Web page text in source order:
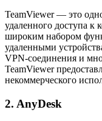
TeamViewer — это
удаленного доступа к
широким набором
удаленными
VPN-соединения и
TeamViewer
некоммерческого
2. AnyDesk